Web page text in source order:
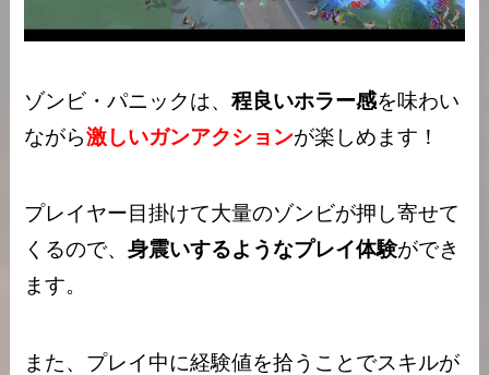
ゾンビ・パニックは、程良いホラー感を味わい
ながら激しいガンアクションが楽しめます！
プレイヤー目掛けて大量のゾンビが押し寄せて
くるので、身震いするようなプレイ体験ができ
ます。
また、プレイ中に経験値を拾うことでスキルが